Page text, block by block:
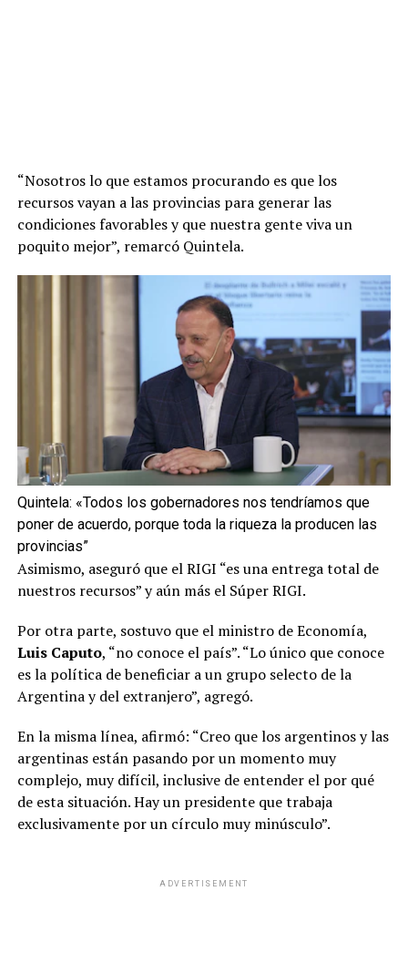
“Nosotros lo que estamos procurando es que los
recursos vayan a las provincias para generar las
condiciones favorables y que nuestra gente viva un
poquito mejor”, remarcó Quintela.
Quintela: «Todos los gobernadores nos tendríamos que
poner de acuerdo, porque toda la riqueza la producen las
provincias”
Asimismo, aseguró que el RIGI “es una entrega total de
nuestros recursos” y aún más el Súper RIGI.
Por otra parte, sostuvo que el ministro de Economía,
Luis Caputo, “no conoce el país”. “Lo único que conoce
es la política de beneficiar a un grupo selecto de la
Argentina y del extranjero”, agregó.
En la misma línea, afirmó: “Creo que los argentinos y las
argentinas están pasando por un momento muy
complejo, muy difícil, inclusive de entender el por qué
de esta situación. Hay un presidente que trabaja
exclusivamente por un círculo muy minúsculo”.
ADVERTISEMENT